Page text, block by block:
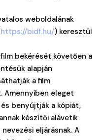
weboldalának
https://bidf.hu/) keresztül
bekérését követően a
alapján
a film
Amennyiben eleget
benyújtják a kópiát,
készítői alávetik
eljárásnak. A